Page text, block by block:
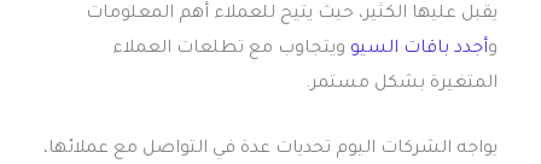
يقبل عليها الكثير، حيث يتيح للعملاء أهم المعلومات
وأجدد باقات السيو ويتجاوب مع تطلعات العملاء
المتغيرة بشكل مستمر.
يواجه الشركات اليوم تحديات عدة في التواصل مع عملائها،